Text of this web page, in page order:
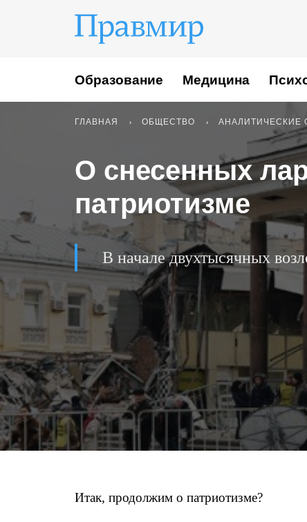
Образование Медицина
ГЛАВНАЯ ОБЩЕСТВО АНАЛИТИЧЕСКИЕ
О снесенных
патриотизме
В начале двухтысячных
Итак, продолжим о патриотизме?